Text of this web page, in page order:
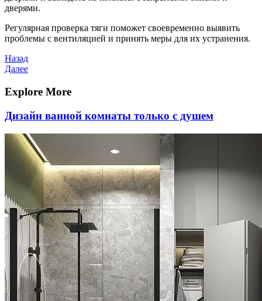
дверями.
Регулярная проверка тяги поможет своевременно выявить
проблемы с вентиляцией и принять меры для их устранения.
Навигация
по
записям
Предыдущая
запись
Назад
Следующая
Далее
Explore More
Дизайн ванной комнаты только с душем